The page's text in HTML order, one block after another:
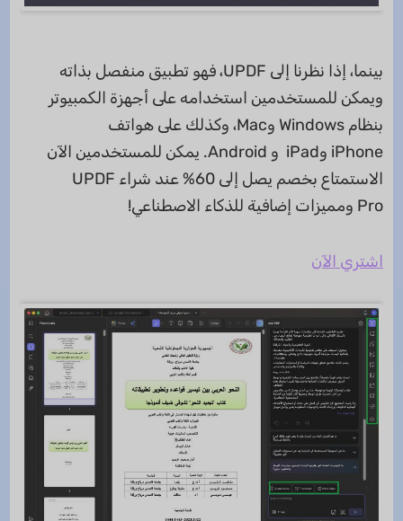
بينما، إذا نظرنا إلى UPDF، فهو تطبيق منفصل بذاته
ويمكن للمستخدمين استخدامه على أجهزة الكمبيوتر
بنظام Windows وMac، وكذلك على هواتف
iPhone وiPad و Android. يمكن للمستخدمين الآن
الاستمتاع بخصم يصل إلى 60% عند شراء UPDF
Pro ومميزات إضافية للذكاء الاصطناعي!
اشتري الآن